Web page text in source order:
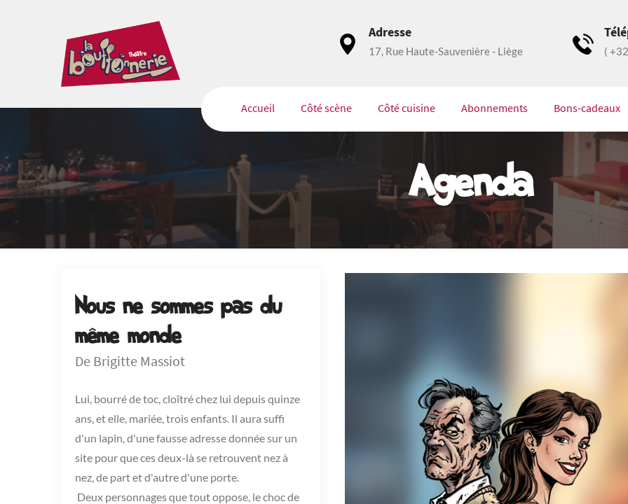
Adresse
17, Rue Haute-Sauvenière - Liège (
Accueil Côté scène Côté cuisine Abonnements Bons-cadeaux
Agenda
Nous ne sommes pas du
même monde
De Brigitte Massiot
Lui, bourré de toc, cloîtré chez lui depuis quinze
ans, et elle, mariée, trois enfants. Il aura suffi
d'un lapin, d'une fausse adresse donnée sur un
site pour que ces deux-là se retrouvent nez à
nez, de part et d'autre d'une porte.
Deux personnages que tout oppose, le choc de